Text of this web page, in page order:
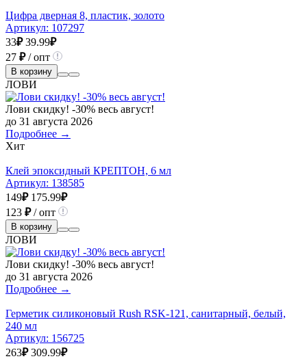
Цифра дверная 8, пластик, золото
Артикул: 107297
33₽ 39.99₽
27 ₽/ опт
В корзину
ЛОВИ
Лови скидку! -30% весь август!
до 31 августа 2026
Подробнее →
Хит
Клей эпоксидный КРЕПТОН, 6 мл
Артикул: 138585
149₽ 175.99₽
123 ₽/ опт
В корзину
ЛОВИ
Лови скидку! -30% весь август!
до 31 августа 2026
Подробнее →
Герметик силиконовый Rush RSK-121, санитарный, белый,
240 мл
Артикул: 156725
263₽ 309.99₽